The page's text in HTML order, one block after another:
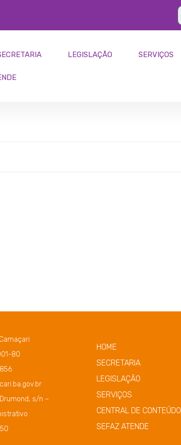
LEGISLAÇÃO SERVIÇOS
80
s/n –
HOME
SECRETARIA
LEGISLAÇÃO
SERVIÇOS
CENTRAL DE CONTEÚDO
SEFAZ ATENDE